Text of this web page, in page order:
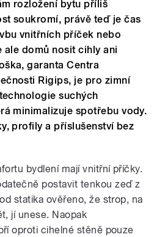
rozložení bytu příliš
soukromí, právě teď je čas
vnitřních příček nebo
ale domů nosit cihly ani
garanta Centra
Rigips, je pro zimní
suchých
minimalizuje spotřebu vody.
profily a příslušenství bez
bydlení mají vnitřní příčky.
postavit tenkou zeď z
statika ověřeno, že strop, na
jí unese. Naopak
oproti cihelné stěně pouze